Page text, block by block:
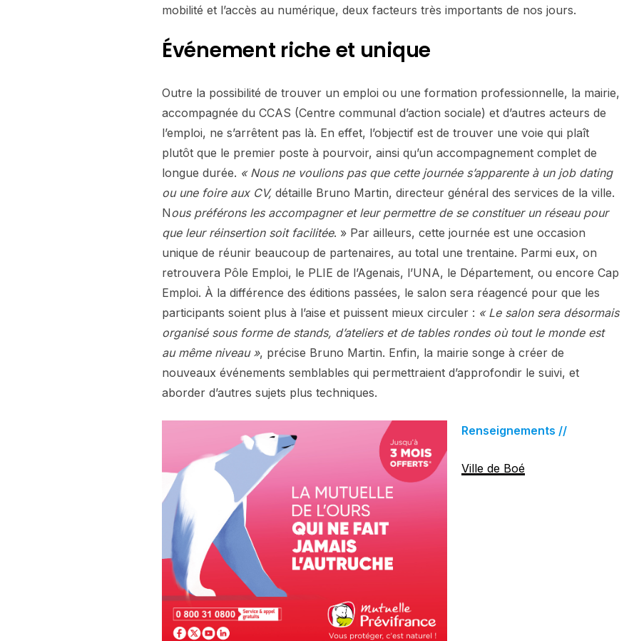
mobilité et l’accès au numérique, deux facteurs très importants de nos jours.
Événement riche et unique
Outre la possibilité de trouver un emploi ou une formation professionnelle, la mairie,
accompagnée du CCAS (Centre communal d’action sociale) et d’autres acteurs de
l’emploi, ne s’arrêtent pas là. En effet, l’objectif est de trouver une voie qui plaît
plutôt que le premier poste à pourvoir, ainsi qu’un accompagnement complet de
longue durée. « Nous ne voulions pas que cette journée s’apparente à un job dating
ou une foire aux CV, détaille Bruno Martin, directeur général des services de la ville.
Nous préférons les accompagner et leur permettre de se constituer un réseau pour
que leur réinsertion soit facilitée. » Par ailleurs, cette journée est une occasion
unique de réunir beaucoup de partenaires, au total une trentaine. Parmi eux, on
retrouvera Pôle Emploi, le PLIE de l’Agenais, l’UNA, le Département, ou encore Cap
Emploi. À la différence des éditions passées, le salon sera réagencé pour que les
participants soient plus à l’aise et puissent mieux circuler : « Le salon sera désormais
organisé sous forme de stands, d’ateliers et de tables rondes où tout le monde est
au même niveau », précise Bruno Martin. Enfin, la mairie songe à créer de
nouveaux événements semblables qui permettraient d’approfondir le suivi, et
aborder d’autres sujets plus techniques.
Renseignements //
Ville de Boé